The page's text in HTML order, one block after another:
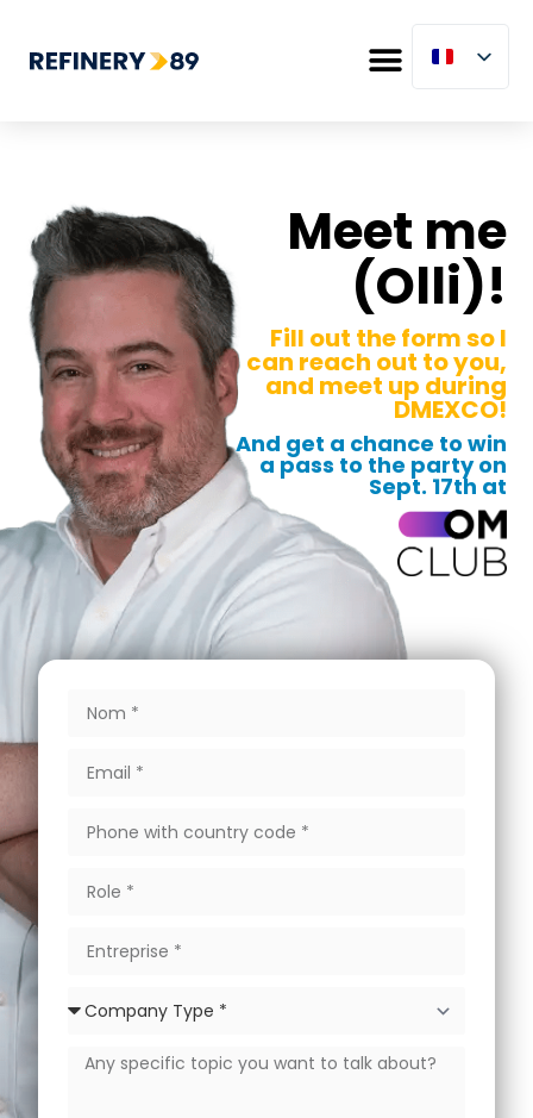
Meet me
(Olli)!
Fill out the form so I
can reach out to you,
and meet up during
DMEXCO!
And get a chance to win
a pass to the party on
Sept. 17th at